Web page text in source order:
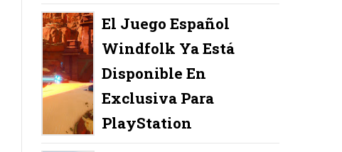
El Juego Español
Windfolk Ya Está
Disponible En
Exclusiva Para
PlayStation